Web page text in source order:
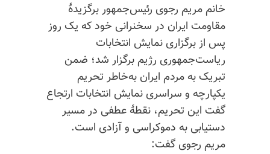
خانم مریم رجوی رئیس‌جمهور برگزیدهٔ
مقاومت ایران در سخنرانی خود که یک روز
پس از برگزاری نمایش انتخابات
ریاست‌جمهوری رژیم برگزار شد؛ ضمن
تبریک به مردم ایران به‌خاطر تحریم
یکپارچه و سراسری نمایش انتخابات ارتجاع
گفت این تحریم، نقطهٔ عطفی در مسیر
دستیابی به دموکراسی و آزادی است.
مریم رجوی گفت: